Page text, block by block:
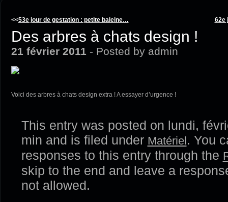
<<53e jour de gestation : petite baleine… 62e
Des arbres à chats design !
21 février 2011 - Posted by admin
Voici des arbres à chats design extra ! A essayer d’urgence !
This entry was posted on lundi,
min and is filed under Matériel. You
responses to this entry through the
skip to the end and leave a
not allowed.